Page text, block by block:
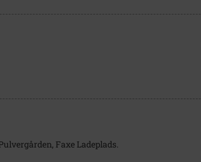
Faxe Ladeplads.